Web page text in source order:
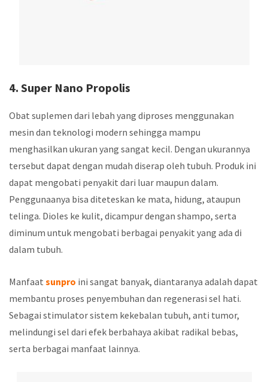
4. Super Nano Propolis
Obat suplemen dari lebah yang diproses menggunakan
mesin dan teknologi modern sehingga mampu
menghasilkan ukuran yang sangat kecil. Dengan ukurannya
tersebut dapat dengan mudah diserap oleh tubuh. Produk ini
dapat mengobati penyakit dari luar maupun dalam.
Penggunaanya bisa diteteskan ke mata, hidung, ataupun
telinga. Dioles ke kulit, dicampur dengan shampo, serta
diminum untuk mengobati berbagai penyakit yang ada di
dalam tubuh.
Manfaat sunpro ini sangat banyak, diantaranya adalah dapat
membantu proses penyembuhan dan regenerasi sel hati.
Sebagai stimulator sistem kekebalan tubuh, anti tumor,
melindungi sel dari efek berbahaya akibat radikal bebas,
serta berbagai manfaat lainnya.